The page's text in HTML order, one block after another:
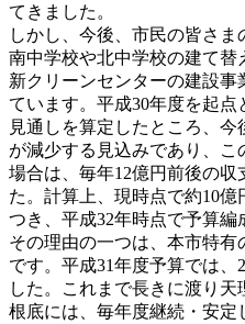
てきました。
しかし、今後、市民の皆さま
南中学校や北中学校の建て替
新クリーンセンターの建設事
ています。平成30年度を起
見通しを算定したところ、
が減少する見込みであり、
場合は、毎年12億円前後の
た。計算上、現時点で約10
つき、平成32年時点で予算編
その理由の一つは、本市特
です。平成31年度予算では、
した。これまで長きに渡り
根底には、毎年度継続・安定